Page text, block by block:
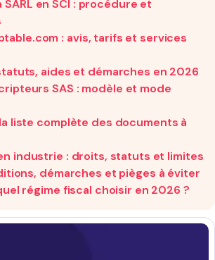
en SCI : procédure et
: avis, tarifs et services
aides et démarches en 2026
SAS : modèle et mode
liste complète des documents à
industrie : droits, statuts et limites
démarches et pièges à éviter
quel régime fiscal choisir en 2026 ?